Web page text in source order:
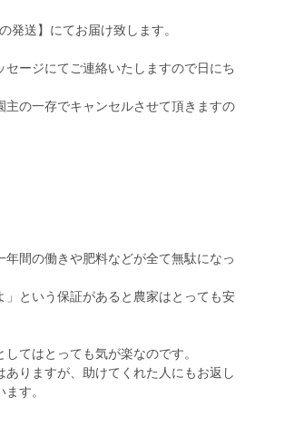
発送】にてお届け致します。
ージにてご連絡いたしますので日にち
の一存でキャンセルさせて頂きますの
間の働きや肥料などが全て無駄になっ
という保証があると農家はとっても安
てはとっても気が楽なのです。
りますが、助けてくれた人にもお返し
す。